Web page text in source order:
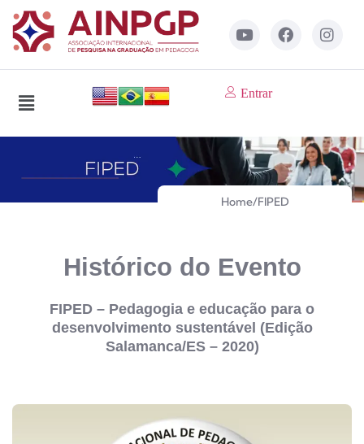
Entrar
Home/FIPED
Histórico do Evento
FIPED – Pedagogia e educação para o
desenvolvimento sustentável (Edição
Salamanca/ES – 2020)